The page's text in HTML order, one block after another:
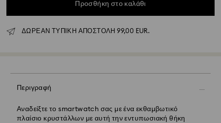
Προσθήκη στο καλάθι
ΔΩΡΕΑΝ ΤΥΠΙΚΗ ΑΠΟΣΤΟΛΗ 99,00 EUR.
Περιγραφή
Αναδείξτε το smartwatch σας με ένα εκθαμβωτικό
πλαίσιο κρυστάλλων με αυτή την εντυπωσιακή θήκη
για την ηπειρωτική Ελλάδα μετά την επεξεργασία και
αποστολή (6-7 ημέρες για τα νησιά)
Κόστος κανονικής αποστολής: EUR 6,95
EUR 99